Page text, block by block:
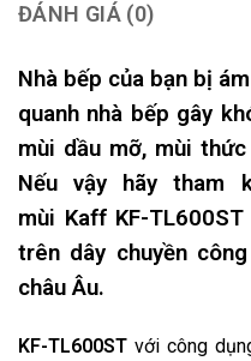
ĐÁNH GIÁ (0)
Nhà bếp của bạn bị
quanh nhà bếp gây
mùi dầu mỡ, mùi
Nếu vậy hãy tham
mùi Kaff KF-
trên dây chuyền
châu Âu.
KF-TL600ST với công